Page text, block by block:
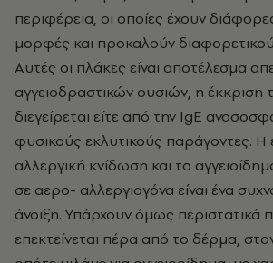
περιφέρεια, οι οποίες έχουν
μορφές και προκαλούν
Αυτές οι πλάκες είναι αποτέλεσμα
αγγειοδραστικών ουσιών, η έκκριση
διεγείρεται είτε από την IgE
φυσικούς εκλυτικούς παράγοντες. Η
αλλεργική κνίδωση και το
σε αερο- αλλεργιογόνα είναι ένα
άνοιξη. Υπάρχουν όμως περιστατικά
επεκτείνεται πέρα από το δέρμα,